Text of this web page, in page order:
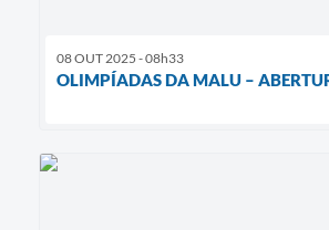
08 OUT 2025 - 08h33
OLIMPÍADAS DA MALU –